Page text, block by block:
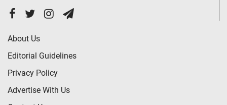
About Us
Editorial Guidelines
Privacy Policy
Advertise With Us